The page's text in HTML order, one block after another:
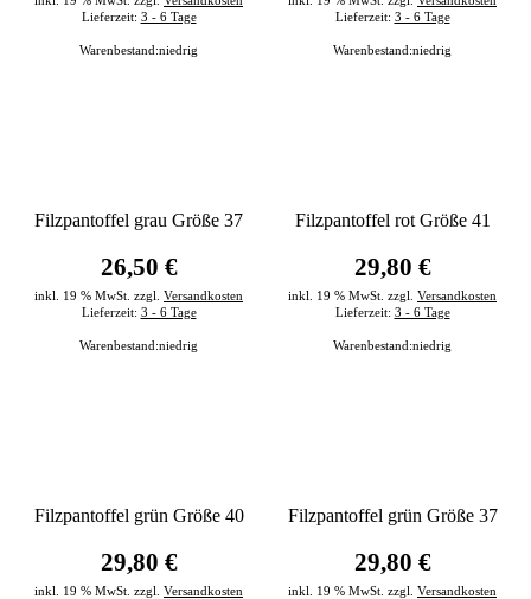
Lieferzeit: 3 - 6 Tage
Warenbestand:niedrig
Lieferzeit: 3 - 6 Tage
Warenbestand:niedrig
Filzpantoffel grau Größe 37
26,50 €
inkl. 19 % MwSt. zzgl. Versandkosten
Lieferzeit: 3 - 6 Tage
Warenbestand:niedrig
Filzpantoffel rot Größe 41
29,80 €
inkl. 19 % MwSt. zzgl. Versandkosten
Lieferzeit: 3 - 6 Tage
Warenbestand:niedrig
Filzpantoffel grün Größe 40
29,80 €
inkl. 19 % MwSt. zzgl. Versandkosten
Filzpantoffel grün Größe 37
29,80 €
inkl. 19 % MwSt. zzgl. Versandkosten